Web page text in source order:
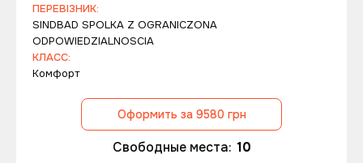
ПЕРЕВІЗНИК:
SINDBAD SPOLKA Z OGRANICZONA
ODPOWIEDZIALNOSCIA
КЛАСС:
Комфорт
Оформить за 9580 грн
Свободные места: 10